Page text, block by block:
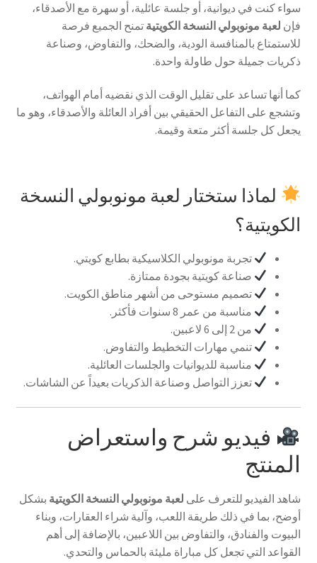
سواء كنت في ديوانية، أو جلسة عائلية، أو سهرة مع الأصدقاء،
فإن لعبة مونوبولي النسخة الكويتية تمنح الجميع فرصة
للاستمتاع بالمنافسة الودية، والضحك، والتفاوض، وصناعة
ذكريات جميلة حول طاولة واحدة.
كما أنها تساعد على تقليل الوقت الذي نقضيه أمام الهواتف،
وتشجع على التفاعل الحقيقي بين أفراد العائلة والأصدقاء، وهو ما
يجعل كل جلسة أكثر متعة وقيمة.
لماذا ستختار لعبة مونوبولي النسخة
الكويتية؟
تجربة مونوبولي الكلاسيكية بطابع كويتي.
صناعة كويتية بجودة ممتازة.
تصميم مستوحى من أشهر مناطق الكويت.
مناسبة من عمر 8 سنوات فأكثر.
من 2 إلى 6 لاعبين.
تنمي مهارات التخطيط والتفاوض.
مناسبة للديوانيات والجلسات العائلية.
تعزز التواصل وصناعة الذكريات بعيداً عن الشاشات.
فيديو شرح واستعراض
المنتج
شاهد الفيديو للتعرف على لعبة مونوبولي النسخة الكويتية بشكل
أوضح، بما في ذلك طريقة اللعب، وآلية شراء العقارات، وبناء
البيوت والفنادق، والتفاوض بين اللاعبين، بالإضافة إلى أهم
القواعد التي تجعل كل مباراة مليئة بالحماس والتحدي.